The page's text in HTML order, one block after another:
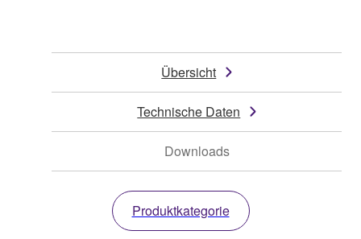
Übersicht
Technische Daten
Downloads
Produktkategorie